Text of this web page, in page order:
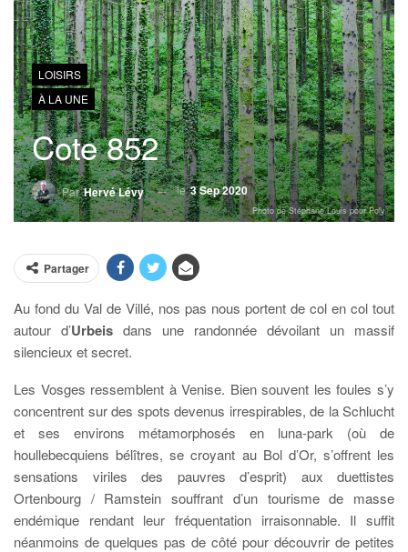
LOISIRS
À LA UNE
Cote 852
ParHervé Lévy le3 Sep 2020
Photo de Stéphane Louis pour Poly
Partager
Au fond du Val de Villé, nos pas nous portent de col en col tout
autour d’Urbeis dans une randonnée dévoilant un massif
silencieux et secret.
Les Vosges ressemblent à Venise. Bien souvent les foules s’y
concentrent sur des spots devenus irrespirables, de la Schlucht
et ses environs métamorphosés en luna-park (où de
houllebecquiens bélîtres, se croyant au Bol d’Or, s’offrent les
sensations viriles des pauvres d’esprit) aux duettistes
Ortenbourg / Ramstein souffrant d’un tourisme de masse
endémique rendant leur fréquentation irraisonnable. Il suffit
néanmoins de quelques pas de côté pour découvrir de petites